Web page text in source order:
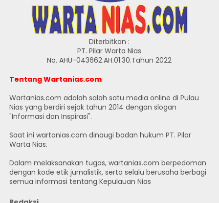
Diterbitkan :
PT. Pilar Warta Nias
No. AHU-043662.AH.01.30.Tahun 2022
Tentang Wartanias.com
Wartanias.com adalah salah satu media online di Pulau
Nias yang berdiri sejak tahun 2014 dengan slogan
"Informasi dan Inspirasi".
Saat ini wartanias.com dinaugi badan hukum PT. Pilar
Warta Nias.
Dalam melaksanakan tugas, wartanias.com berpedoman
dengan kode etik jurnalistik, serta selalu berusaha berbagi
semua informasi tentang Kepulauan Nias